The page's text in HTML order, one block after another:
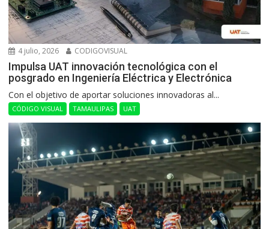
4 julio, 2026 CODIGOVISUAL
Impulsa UAT innovación tecnológica con el
posgrado en Ingeniería Eléctrica y Electrónica
Con el objetivo de aportar soluciones innovadoras al...
CÓDIGO VISUAL TAMAULIPAS UAT